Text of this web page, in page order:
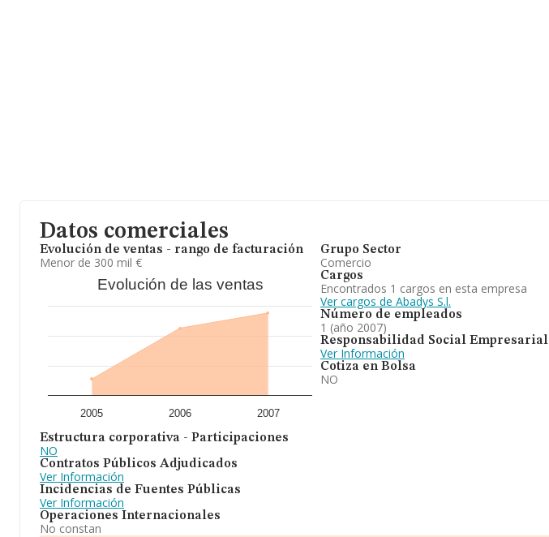
Datos comerciales
Evolución de ventas - rango de facturación
Menor de 300 mil €
Evolución de las ventas
2005 2006 2007
Estructura corporativa - Participaciones
NO
Contratos Públicos Adjudicados
Ver Información
Incidencias de Fuentes Públicas
Ver Información
Operaciones Internacionales
No constan
Grupo Sector
Comercio
Cargos
Encontrados 1 cargos en esta empresa
Ver cargos de Abadys S.l.
Número de empleados
1 (año 2007)
Responsabilidad Social Empresarial
Ver Información
Cotiza en Bolsa
NO